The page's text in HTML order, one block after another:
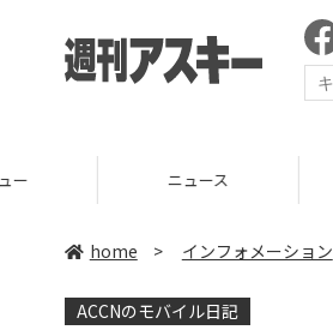
home > インフォメーション
ACCNのモバイル日記